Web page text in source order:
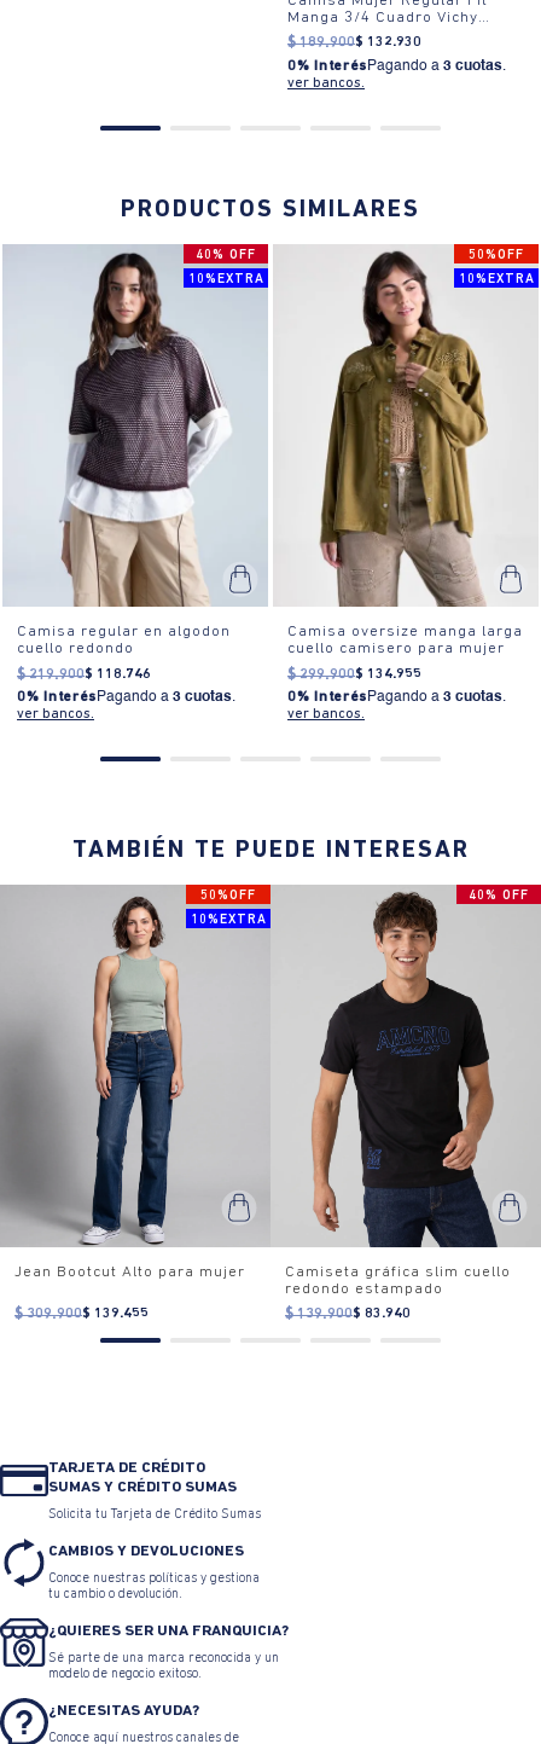
Manga 3/4 Cuadro Vichy
Algodón
$ 189.900$ 132.930
0% Interés Pagando a 3 cuotas.
ver bancos.
PRODUCTOS SIMILARES
40% OFF
10%EXTRA
Camisa regular en algodon
cuello redondo
$ 219.900$ 118.746
0% Interés Pagando a 3 cuotas.
ver bancos.
50%OFF
10%EXTRA
Camisa oversize manga larga
cuello camisero para mujer
$ 299.900$ 134.955
0% Interés Pagando a 3 cuotas.
ver bancos.
TAMBIÉN TE PUEDE INTERESAR
50%OFF
10%EXTRA
Jean Bootcut Alto para mujer
$ 309.900$ 139.455
40% OFF
Camiseta gráfica slim cuello
redondo estampado
$ 139.900$ 83.940
TARJETA DE CRÉDITO
SUMAS Y CRÉDITO SUMAS
Solicita tu Tarjeta de Crédito Sumas
CAMBIOS Y DEVOLUCIONES
Conoce nuestras políticas y gestiona
tu cambio o devolución.
¿QUIERES SER UNA FRANQUICIA?
Sé parte de una marca reconocida y un
modelo de negocio exitoso.
¿NECESITAS AYUDA?
Conoce aquí nuestros canales de